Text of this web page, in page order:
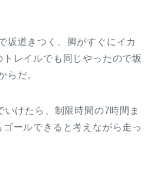
坂道きつく、脚がすぐにイカ
レイルでも同じやったので坂
らだ。
けたら、制限時間の7時間ま
ールできると考えながら走っ